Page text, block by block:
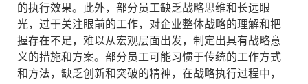
的执行效果。此外，部分员工缺乏战略思维和长远眼
光，过于关注眼前的工作，对企业整体战略的理解和把
握存在不足，难以从宏观层面出发，制定出具有战略意
义的措施和方案。部分员工可能习惯于传统的工作方式
和方法，缺乏创新和突破的精神，在战略执行过程中，